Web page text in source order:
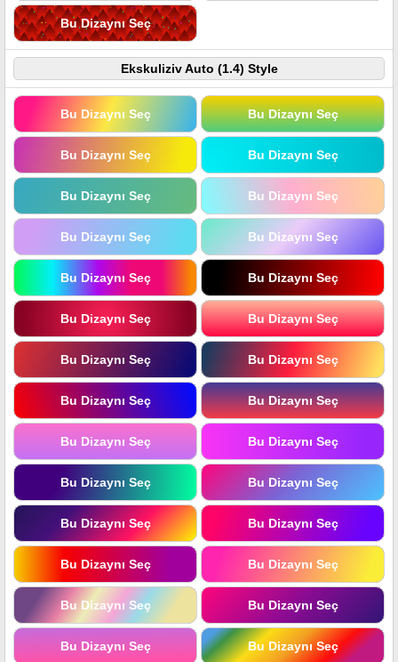
Bu Dizaynı Seç
Ekskuliziv Auto (1.4) Style
Bu Dizaynı Seç Bu Dizaynı Seç
Bu Dizaynı Seç Bu Dizaynı Seç
Bu Dizaynı Seç Bu Dizaynı Seç
Bu Dizaynı Seç Bu Dizaynı Seç
Bu Dizaynı Seç Bu Dizaynı Seç
Bu Dizaynı Seç Bu Dizaynı Seç
Bu Dizaynı Seç Bu Dizaynı Seç
Bu Dizaynı Seç Bu Dizaynı Seç
Bu Dizaynı Seç Bu Dizaynı Seç
Bu Dizaynı Seç Bu Dizaynı Seç
Bu Dizaynı Seç Bu Dizaynı Seç
Bu Dizaynı Seç Bu Dizaynı Seç
Bu Dizaynı Seç Bu Dizaynı Seç
Bu Dizaynı Seç Bu Dizaynı Seç